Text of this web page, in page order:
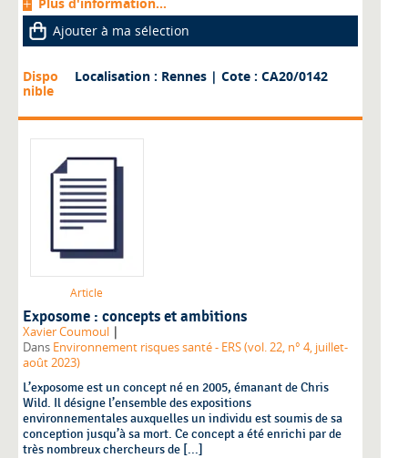
Ajouter à ma sélection
Dispo
nible
Localisation : Rennes | Cote : CA20/0142
Article
Exposome : concepts et ambitions
Xavier Coumoul |
Dans Environnement risques santé - ERS (vol. 22, n° 4, juillet-
août 2023)
L’exposome est un concept né en 2005, émanant de Chris
Wild. Il désigne l’ensemble des expositions
environnementales auxquelles un individu est soumis de sa
conception jusqu’à sa mort. Ce concept a été enrichi par de
très nombreux chercheurs de [...]